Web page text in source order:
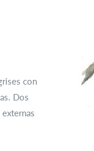
con
Dos
externas